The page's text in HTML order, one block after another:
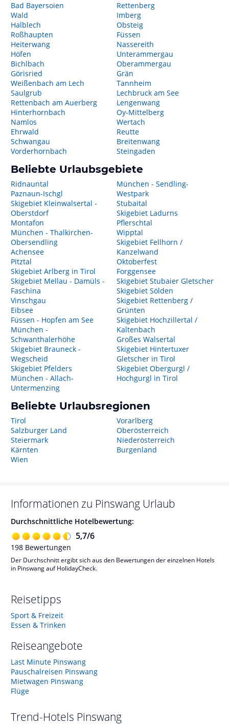
Bad Bayersoien
Wald
Halblech
Roßhaupten
Heiterwang
Höfen
Bichlbach
Görisried
Weißenbach am Lech
Saulgrub
Rettenbach am Auerberg
Hinterhornbach
Namlos
Ehrwald
Schwangau
Vorderhornbach
Rettenberg
Imberg
Obsteig
Füssen
Nassereith
Unterammergau
Oberammergau
Grän
Tannheim
Lechbruck am See
Lengenwang
Oy-Mittelberg
Wertach
Reutte
Breitenwang
Steingaden
Beliebte Urlaubsgebiete
Ridnauntal
Paznaun-Ischgl
Skigebiet Kleinwalsertal -
Oberstdorf
Montafon
München - Thalkirchen-
Obersendling
Achensee
Pitztal
Skigebiet Arlberg in Tirol
Skigebiet Mellau - Damüls -
Faschina
Vinschgau
Eibsee
Füssen - Hopfen am See
München -
Schwanthalerhöhe
Skigebiet Brauneck -
Wegscheid
Skigebiet Pfelders
München - Allach-
Untermenzing
München - Sendling-
Westpark
Stubaital
Skigebiet Ladurns
Pflerschtal
Wipptal
Skigebiet Fellhorn /
Kanzelwand
Oktoberfest
Forggensee
Skigebiet Stubaier Gletscher
Skigebiet Sölden
Skigebiet Rettenberg /
Grünten
Skigebiet Hochzillertal /
Kaltenbach
Großes Walsertal
Skigebiet Hintertuxer
Gletscher in Tirol
Skigebiet Obergurgl /
Hochgurgl in Tirol
Beliebte Urlaubsregionen
Tirol
Salzburger Land
Steiermark
Kärnten
Wien
Vorarlberg
Oberösterreich
Niederösterreich
Burgenland
Informationen zu Pinswang Urlaub
Durchschnittliche Hotelbewertung:
5,7/6
198 Bewertungen
Der Durchschnitt ergibt sich aus den Bewertungen der einzelnen Hotels
in Pinswang auf HolidayCheck.
Reisetipps
Sport & Freizeit
Essen & Trinken
Reiseangebote
Last Minute Pinswang
Pauschalreisen Pinswang
Mietwagen Pinswang
Flüge
Trend-Hotels Pinswang